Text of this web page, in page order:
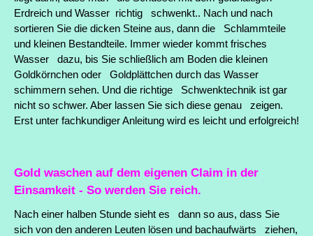
Erdreich und Wasser richtig schwenkt.. Nach und nach
sortieren Sie die dicken Steine aus, dann die Schlammteile
und kleinen Bestandteile. Immer wieder kommt frisches
Wasser dazu, bis Sie schließlich am Boden die kleinen
Goldkörnchen oder Goldplättchen durch das Wasser
schimmern sehen. Und die richtige Schwenktechnik ist gar
nicht so schwer. Aber lassen Sie sich diese genau zeigen.
Erst unter fachkundiger Anleitung wird es leicht und erfolgreich!
Gold waschen auf dem eigenen Claim in der
Einsamkeit - So werden Sie reich.
Nach einer halben Stunde sieht es dann so aus, dass Sie
sich von den anderen Leuten lösen und bachaufwärts ziehen,